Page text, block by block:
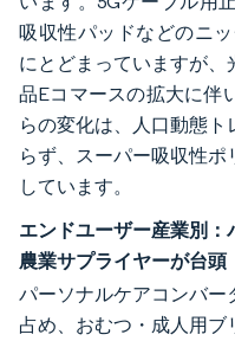
吸収性パッドなどのニ
にとどまっていますが
品Eコマースの拡大に伴
らの変化は、人口動態
らず、スーパー吸収性
しています。
エンドユーザー産業別：
農業サプライヤーが台頭
パーソナルケアコンバー
占め、おむつ・成人用ブ